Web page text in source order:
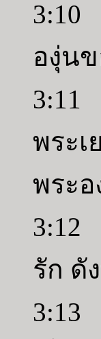
3:10
องุ่น
3:11
พระ
พระอ
3:12
รัก ดั